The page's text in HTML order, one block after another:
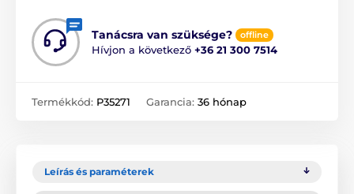
Tanácsra van szüksége? offline
Hívjon a következő +36 21 300 7514
Termékkód: P35271 Garancia: 36 hónap
Leírás és paraméterek